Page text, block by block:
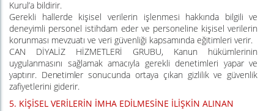
Kurul’a bildirir.
Gerekli hallerde kişisel verilerin işlenmesi hakkında bilgili ve
deneyimli personel istihdam eder ve personeline kişisel verilerin
korunması mevzuatı ve veri güvenliği kapsamında eğitimleri verir.
CAN DİYALİZ HİZMETLERİ GRUBU, Kanun hükümlerinin
uygulanmasını sağlamak amacıyla gerekli denetimleri yapar ve
yaptırır. Denetimler sonucunda ortaya çıkan gizlilik ve güvenlik
zafiyetlerini giderir.
5. KİŞİSEL VERİLERİN İMHA EDİLMESİNE İLİŞKİN ALINAN